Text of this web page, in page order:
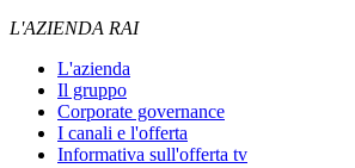
L'AZIENDA RAI
L'azienda
Il gruppo
Corporate governance
I canali e l'offerta
Informativa sull'offerta tv